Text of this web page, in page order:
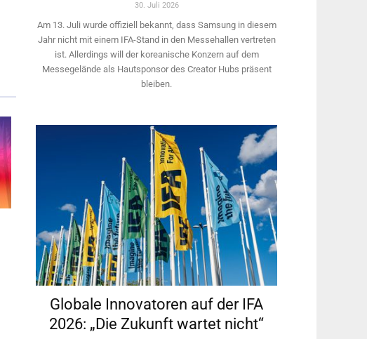
30. Juli 2026
Am 13. Juli wurde offiziell bekannt, dass Samsung in diesem
Jahr nicht mit einem IFA-Stand in den Messehallen vertreten
ist. Allerdings will ­der koreanische Konzern auf dem
Messegelände als Hautsponsor des Creator Hubs präsent
bleiben.
Globale Innovatoren auf der IFA
2026: „Die Zukunft wartet nicht“